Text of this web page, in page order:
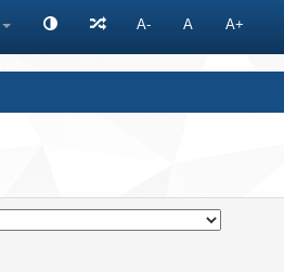
A- A A+